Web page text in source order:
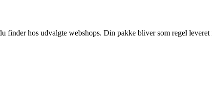
finder hos udvalgte webshops. Din pakke bliver som regel